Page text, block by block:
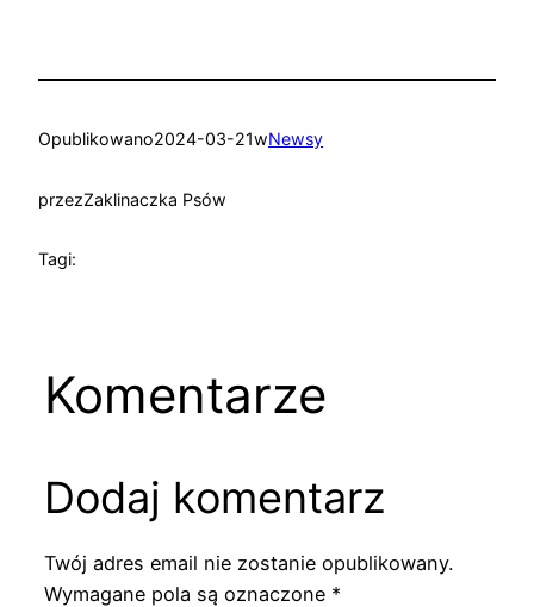
Opublikowano2024-03-21wNewsy
przezZaklinaczka Psów
Tagi:
Komentarze
Dodaj komentarz
Twój adres email nie zostanie opublikowany.
Wymagane pola są oznaczone *